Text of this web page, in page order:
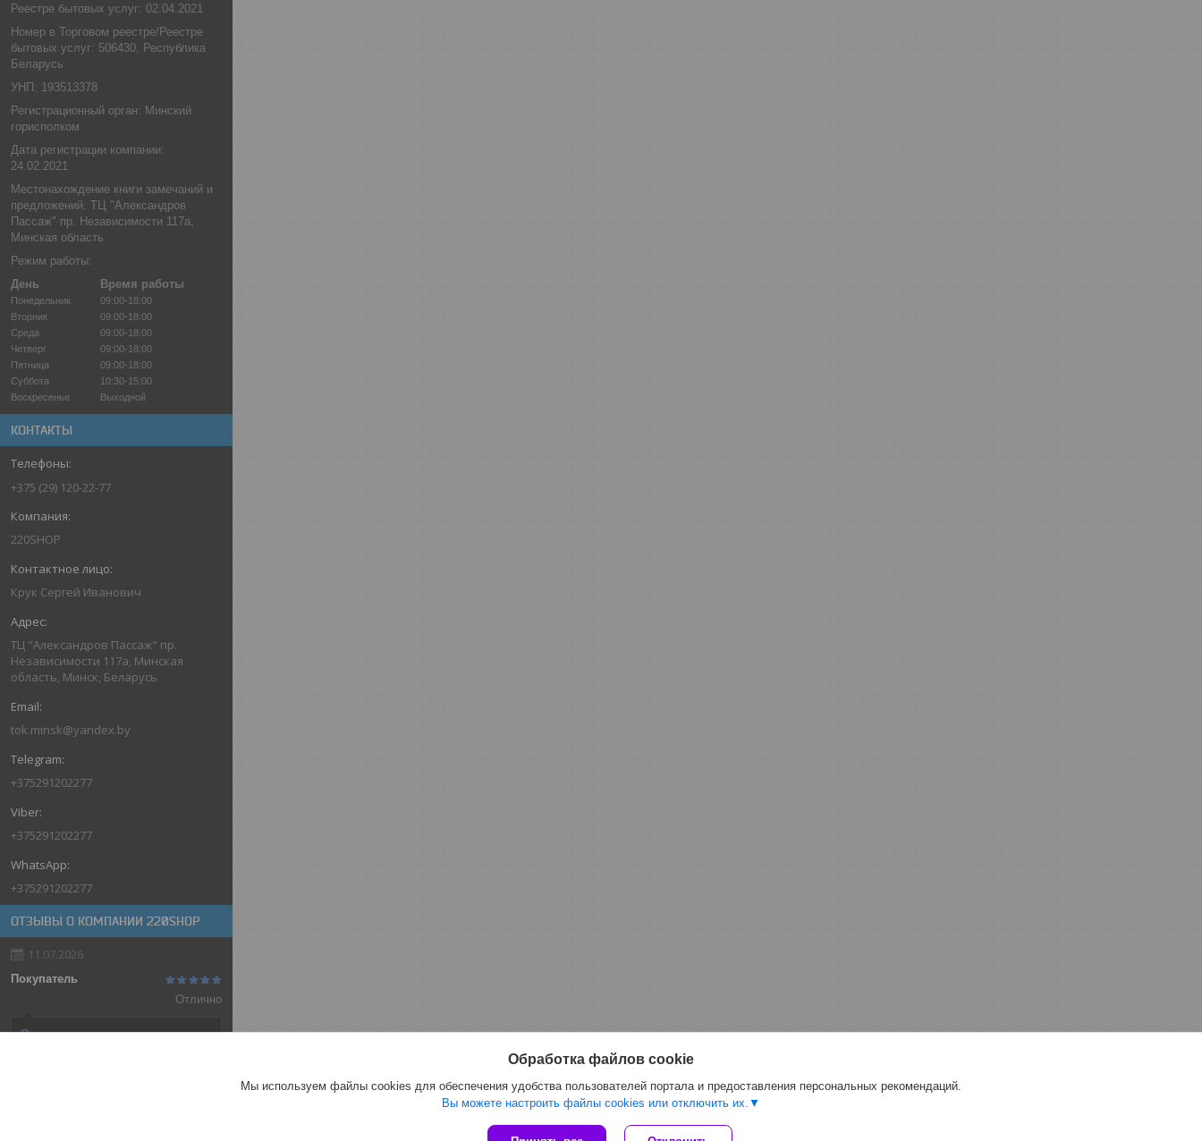
Реестре бытовых услуг: 02.04.2021
Номер в Торговом реестре/Реестре
бытовых услуг: 506430, Республика
Беларусь
УНП: 193513378
Регистрационный орган: Минский
горисполком
Дата регистрации компании:
24.02.2021
Местонахождение книги замечаний и
предложений: ТЦ "Александров
Пассаж" пр. Независимости 117а,
Минская область
Режим работы:
День
Время работы
Понедельник
09:00-18:00
Вторник
09:00-18:00
Среда
09:00-18:00
Четверг
09:00-18:00
Пятница
09:00-18:00
Суббота
10:30-15:00
Воскресенье
Выходной
КОНТАКТЫ
+375 (29) 120-22-77
220SHOP
Крук Сергей Иванович
ТЦ "Александров Пассаж" пр.
Независимости 117а, Минская
область, Минск, Беларусь
tok.minsk@yandex.by
+375291202277
+375291202277
+375291202277
ОТЗЫВЫ О КОМПАНИИ 220SHOP
11.07.2026
Покупатель
Отлично
Оригинальные товары автоматов
Обработка файлов cookie
Мы используем файлы cookies для обеспечения удобства пользователей портала и предоставления персональных рекомендаций.
Вы можете настроить файлы cookies или отключить их.